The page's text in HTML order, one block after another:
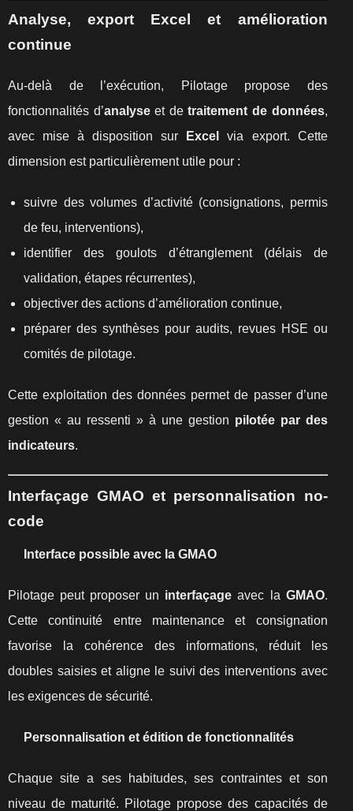
Analyse, export Excel et amélioration
continue
Au-delà de l’exécution, Pilotage propose des
fonctionnalités d’analyseet detraitement de données,
avec mise à disposition sur
Excel
via export. Cette
dimension est particulièrement utile pour :
suivre des volumes d’activité (consignations, permis
de feu, interventions),
identifier des goulots d’étranglement (délais de
validation, étapes récurrentes),
objectiver des actions d’amélioration continue,
préparer des synthèses pour audits, revues HSE ou
comités de pilotage.
Cette exploitation des données permet de passer d’une
gestion « au ressenti » à une gestion pilotée par des
indicateurs.
Interfaçage GMAO et personnalisation no-
code
Interface possible avec la GMAO
Pilotage peut proposer un interfaçage avec la GMAO.
Cette continuité entre maintenance et consignation
favorise la cohérence des informations, réduit les
doubles saisies et aligne le suivi des interventions avec
les exigences de sécurité.
Personnalisation et édition de fonctionnalités
Chaque site a ses habitudes, ses contraintes et son
niveau de maturité. Pilotage propose des capacités de